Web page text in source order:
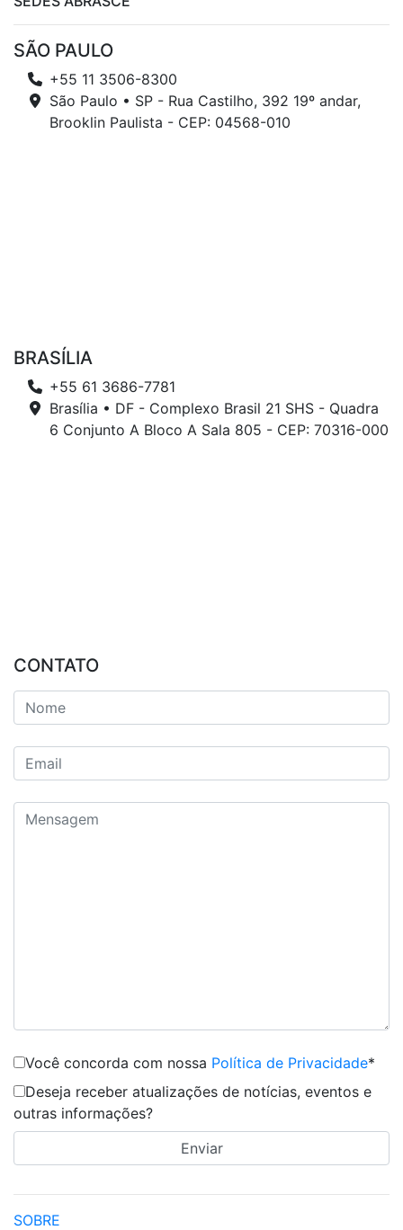
SÃO PAULO
+55 11 3506-8300
São Paulo • SP - Rua Castilho, 392 19º andar,
Brooklin Paulista - CEP: 04568-010
BRASÍLIA
+55 61 3686-7781
Brasília • DF - Complexo Brasil 21 SHS - Quadra
6 Conjunto A Bloco A Sala 805 - CEP: 70316-000
CONTATO
Você concorda com nossa Política de Privacidade*
Deseja receber atualizações de notícias, eventos e
outras informações?
SOBRE